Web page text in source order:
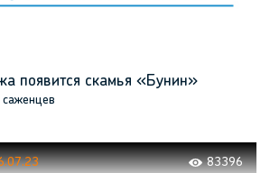
появится скамья «Бунин»
83396